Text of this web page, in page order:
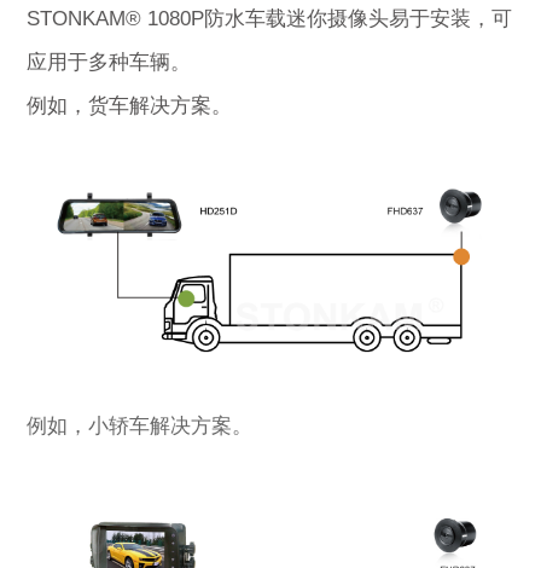
STONKAM® 1080P防水车载迷你摄像头易于安装，可
应用于多种车辆。
例如，货车解决方案。
例如，小轿车解决方案。